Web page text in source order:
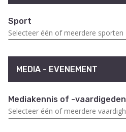
Sport
MEDIA - EVENEMENT
Mediakennis of -vaardigeden